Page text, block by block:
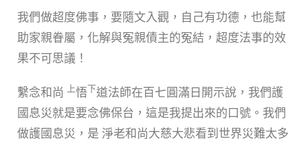
我們做超度佛事，要隨文入觀，自己有功德，也能幫
助家親眷屬，化解與冤親債主的冤結，超度法事的效
果不可思議！
繫念和尚 上悟下道法師在百七圓滿日開示說，我們護
國息災就是要念佛保台，這是我提出來的口號。我們
做護國息災，是 淨老和尚大慈大悲看到世界災難太多